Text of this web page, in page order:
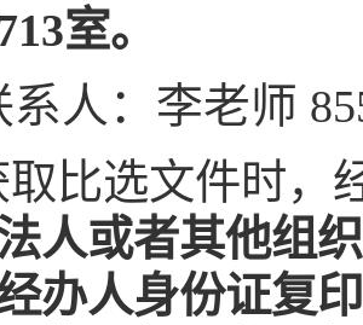
13室。
系人：李老师
取比选文件时，
人或者其他组
办人身份证复